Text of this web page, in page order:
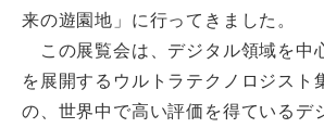
来の遊園地」に行ってきました。
この展覧会は、デジタル領域を中
を展開するウルトラテクノロジスト
の、世界中で高い評価を得ているデ